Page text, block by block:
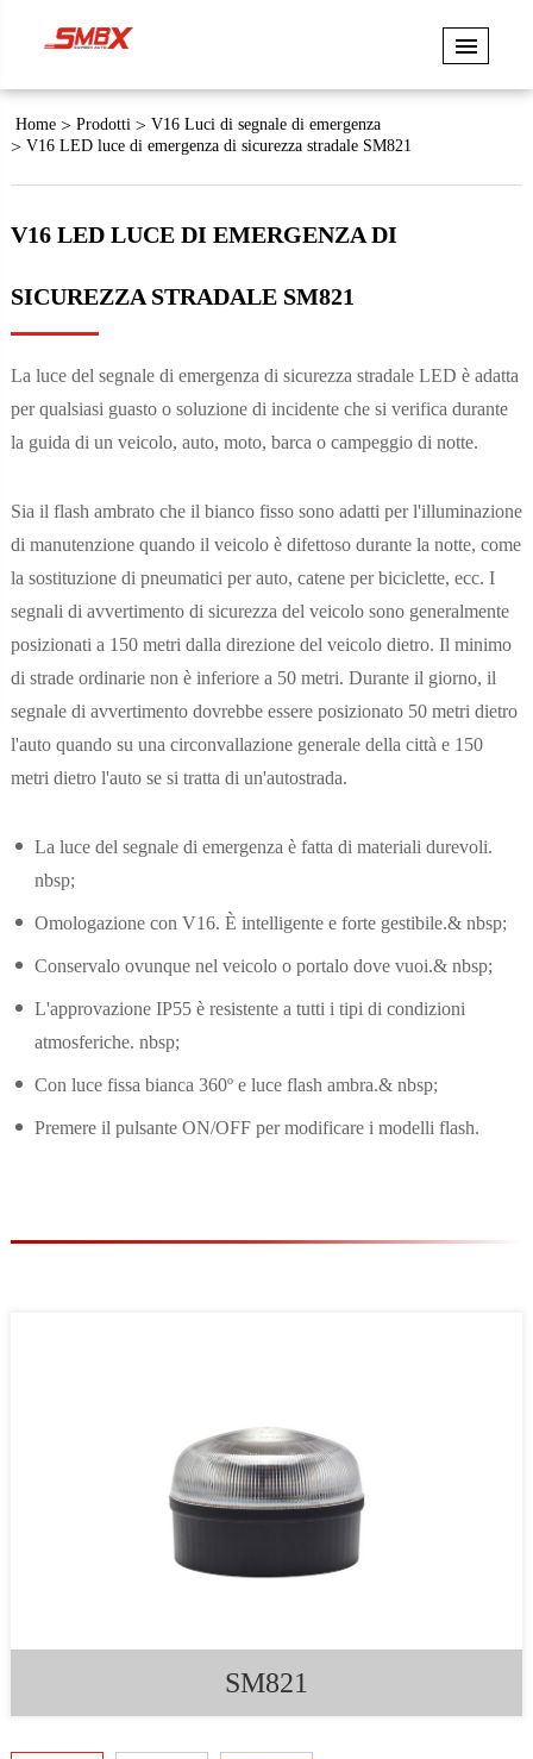
Home Prodotti
V16 Luci di segnale di emergenza
V16 LED luce di emergenza di sicurezza stradale SM821
V16 LED LUCE DI EMERGENZA DI
SICUREZZA STRADALE SM821
La luce del segnale di emergenza di sicurezza stradale LED è adatta
per qualsiasi guasto o soluzione di incidente che si verifica durante
la guida di un veicolo, auto, moto, barca o campeggio di notte.
Sia il flash ambrato che il bianco fisso sono adatti per l'illuminazione
di manutenzione quando il veicolo è difettoso durante la notte, come
la sostituzione di pneumatici per auto, catene per biciclette, ecc. I
segnali di avvertimento di sicurezza del veicolo sono generalmente
posizionati a 150 metri dalla direzione del veicolo dietro. Il minimo
di strade ordinarie non è inferiore a 50 metri. Durante il giorno, il
segnale di avvertimento dovrebbe essere posizionato 50 metri dietro
l'auto quando su una circonvallazione generale della città e 150
metri dietro l'auto se si tratta di un'autostrada.
La luce del segnale di emergenza è fatta di materiali durevoli.
nbsp;
Omologazione con V16. È intelligente e forte gestibile.& nbsp;
Conservalo ovunque nel veicolo o portalo dove vuoi.& nbsp;
L'approvazione IP55 è resistente a tutti i tipi di condizioni
atmosferiche. nbsp;
Con luce fissa bianca 360º e luce flash ambra.& nbsp;
Premere il pulsante ON/OFF per modificare i modelli flash.
SM821